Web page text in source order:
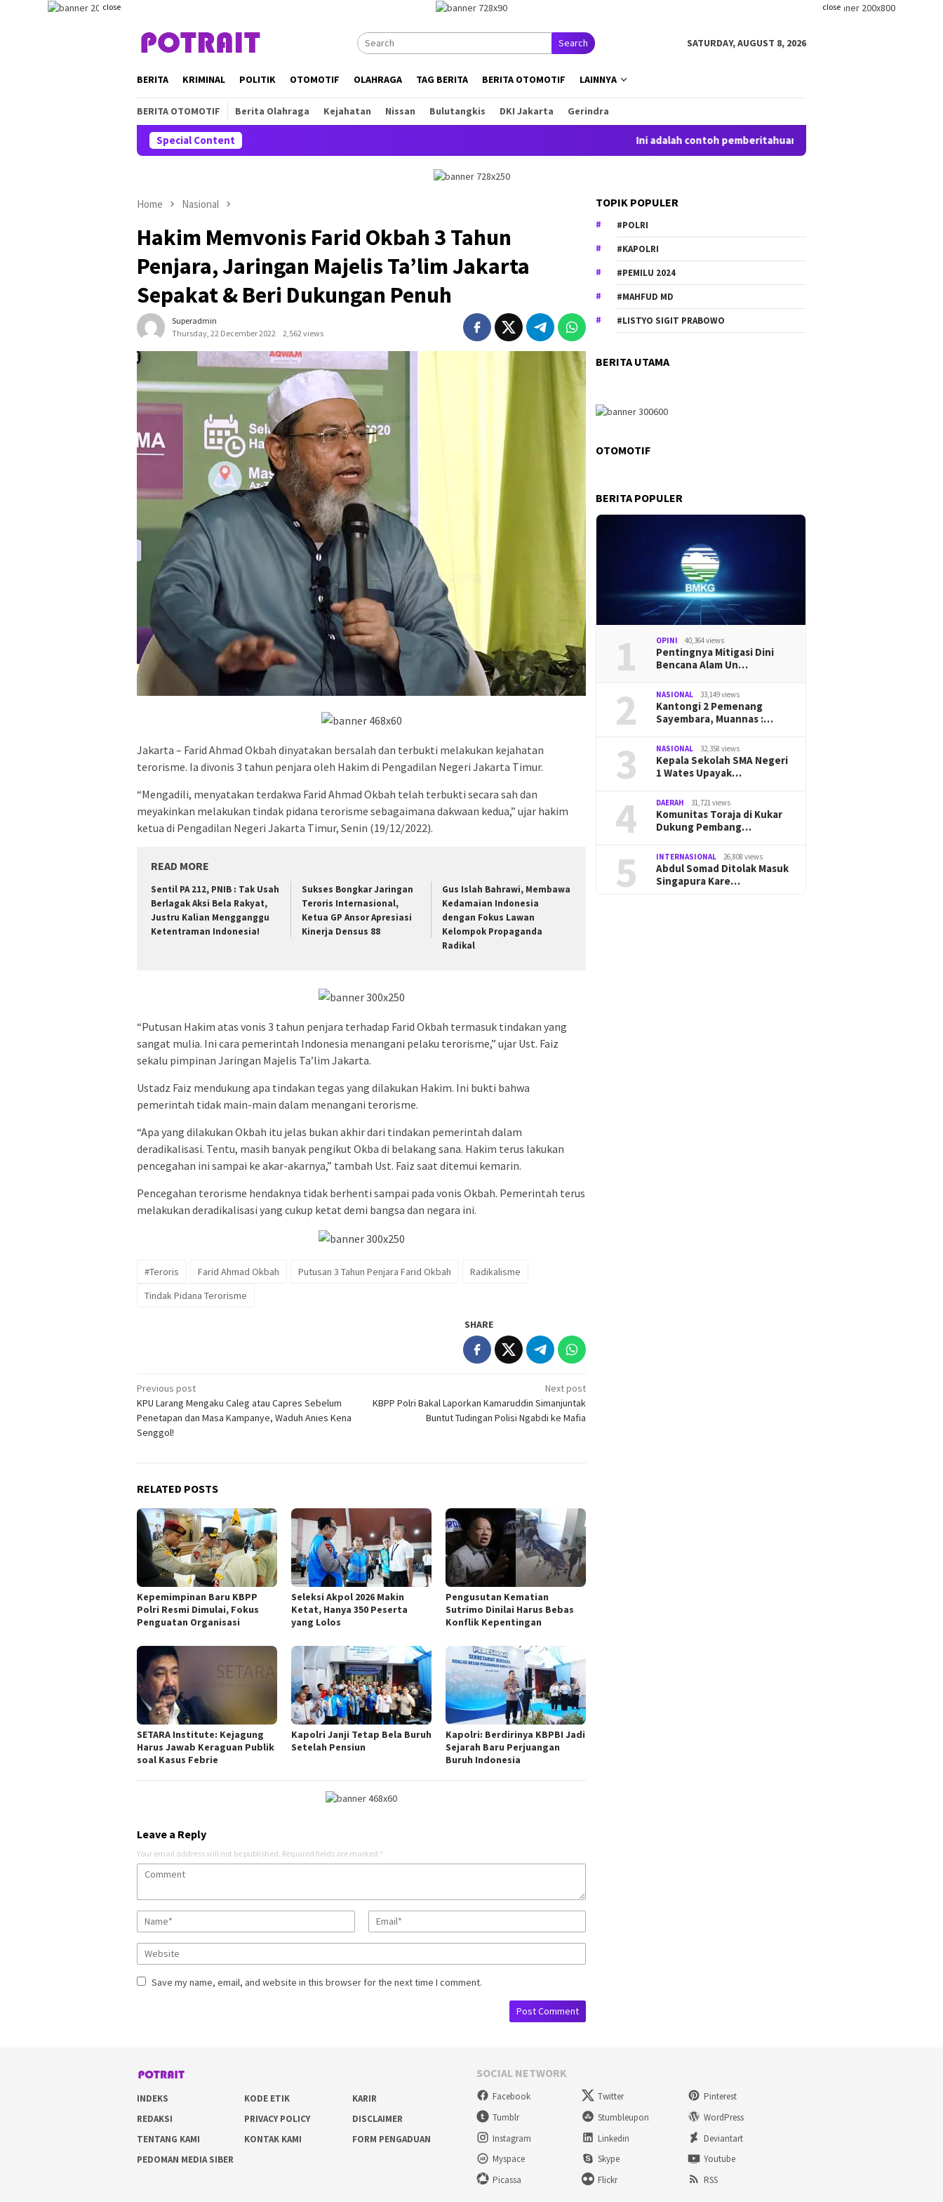
close close
Search SATURDAY, AUGUST 8, 2026
BERITA KRIMINAL POLITIK OTOMOTIF OLAHRAGA TAG BERITA BERITA OTOMOTIF LAINNYA
BERITA OTOMOTIF Berita Olahraga Kejahatan Nissan Bulutangkis DKI Jakarta Gerindra
Special Content Ini adalah contoh pemberitahuan kepada pengunjung anda.
Home Nasional
Hakim Memvonis Farid Okbah 3 Tahun
Penjara, Jaringan Majelis Ta’lim Jakarta
Sepakat & Beri Dukungan Penuh
Superadmin
Thursday, 22 December 2022
2,562 views
Jakarta – Farid Ahmad Okbah dinyatakan bersalah dan terbukti melakukan kejahatan
terorisme. Ia divonis 3 tahun penjara oleh Hakim di Pengadilan Negeri Jakarta Timur.
“Mengadili, menyatakan terdakwa Farid Ahmad Okbah telah terbukti secara sah dan
meyakinkan melakukan tindak pidana terorisme sebagaimana dakwaan kedua,” ujar hakim
ketua di Pengadilan Negeri Jakarta Timur, Senin (19/12/2022).
READ MORE
Sentil PA 212, PNIB : Tak Usah
Berlagak Aksi Bela Rakyat,
Justru Kalian Mengganggu
Ketentraman Indonesia!
Sukses Bongkar Jaringan
Teroris Internasional,
Ketua GP Ansor Apresiasi
Kinerja Densus 88
Gus Islah Bahrawi, Membawa
Kedamaian Indonesia
dengan Fokus Lawan
Kelompok Propaganda
Radikal
“Putusan Hakim atas vonis 3 tahun penjara terhadap Farid Okbah termasuk tindakan yang
sangat mulia. Ini cara pemerintah Indonesia menangani pelaku terorisme,” ujar Ust. Faiz
sekalu pimpinan Jaringan Majelis Ta’lim Jakarta.
Ustadz Faiz mendukung apa tindakan tegas yang dilakukan Hakim. Ini bukti bahwa
pemerintah tidak main-main dalam menangani terorisme.
“Apa yang dilakukan Okbah itu jelas bukan akhir dari tindakan pemerintah dalam
deradikalisasi. Tentu, masih banyak pengikut Okba di belakang sana. Hakim terus lakukan
pencegahan ini sampai ke akar-akarnya,” tambah Ust. Faiz saat ditemui kemarin.
Pencegahan terorisme hendaknya tidak berhenti sampai pada vonis Okbah. Pemerintah terus
melakukan deradikalisasi yang cukup ketat demi bangsa dan negara ini.
#Teroris Farid Ahmad Okbah Putusan 3 Tahun Penjara Farid Okbah
Radikalisme
Tindak Pidana Terorisme
SHARE
Post
navigation
Previous post
KPU Larang Mengaku Caleg atau Capres Sebelum
Penetapan dan Masa Kampanye, Waduh Anies Kena
Senggol!
Next post
KBPP Polri Bakal Laporkan Kamaruddin Simanjuntak
Buntut Tudingan Polisi Ngabdi ke Mafia
RELATED POSTS
Kepemimpinan Baru KBPP
Polri Resmi Dimulai, Fokus
Penguatan Organisasi
Seleksi Akpol 2026 Makin
Ketat, Hanya 350 Peserta
yang Lolos
Pengusutan Kematian
Sutrimo Dinilai Harus Bebas
Konflik Kepentingan
SETARA Institute: Kejagung
Harus Jawab Keraguan Publik
soal Kasus Febrie
Kapolri Janji Tetap Bela Buruh
Setelah Pensiun
Kapolri: Berdirinya KBPBI Jadi
Sejarah Baru Perjuangan
Buruh Indonesia
Leave a Reply
Your email address will not be published. Required fields are marked *
Save my name, email, and website in this browser for the next time I comment.
TOPIK POPULER
#POLRI
#KAPOLRI
#PEMILU 2024
#MAHFUD MD
#LISTYO SIGIT PRABOWO
BERITA UTAMA
OTOMOTIF
BERITA POPULER
1 OPINI 40,364 views
Pentingnya Mitigasi Dini
Bencana Alam Un…
2 NASIONAL 33,149 views
Kantongi 2 Pemenang
Sayembara, Muannas :…
3 NASIONAL 32,358 views
Kepala Sekolah SMA Negeri
1 Wates Upayak…
4 DAERAH 31,721 views
Komunitas Toraja di Kukar
Dukung Pembang…
5 INTERNASIONAL 26,808 views
Abdul Somad Ditolak Masuk
Singapura Kare…
INDEKS KODE ETIK
KARIR
REDAKSI
PRIVACY POLICY
DISCLAIMER
TENTANG KAMI
KONTAK KAMI
FORM PENGADUAN
PEDOMAN MEDIA SIBER
SOCIAL NETWORK
Facebook Twitter
Pinterest
Tumblr
Stumbleupon
WordPress
Instagram
Linkedin
Deviantart
Myspace
Skype
Youtube
Picassa
Flickr RSS